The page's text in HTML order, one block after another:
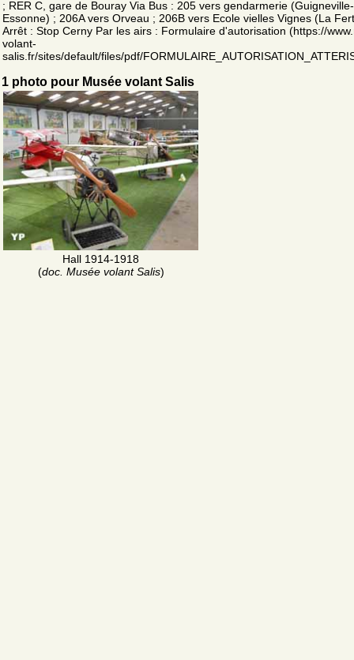
; RER C, gare de Bouray Via Bus : 205 vers gendarmerie
Essonne) ; 206A vers Orveau ; 206B vers Ecole vielles Vignes (La
Arrêt : Stop Cerny Par les airs : Formulaire d'autorisation (https://
volant-
salis.fr/sites/default/files/pdf/
1 photo pour Musée volant Salis
Hall 1914-1918
(doc. Musée volant Salis)